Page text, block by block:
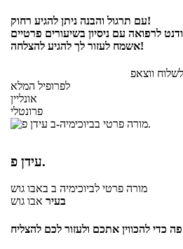
עם תרגול והבנה ניתן להגיע רחוק!
לרפואה עם ניסיון בשיעורים פרטיים
אשמח לעזור לך להגיע להצלחה!
לשלוח ווצאפ
לפרופיל המלא
אונליין
פרונטלי
עידן פ.
מורה פרטי לביוכימיה ב באבו גוש
בעיר אבו גוש